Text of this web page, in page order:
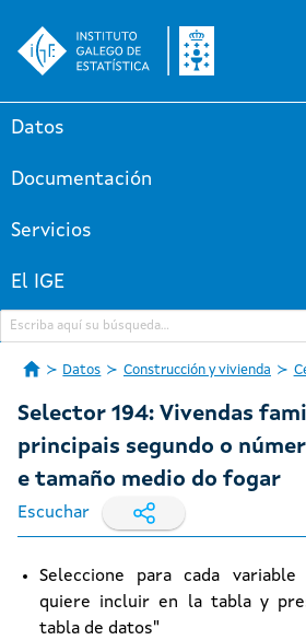
Datos
Documentación
Servicios
El IGE
Datos Construcción y vivienda
Selector 194: Vivendas
principais segundo o
e tamaño medio do fogar
Escuchar
Seleccione para cada
quiere incluir en la tabla y
tabla de datos"